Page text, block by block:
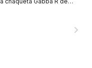
navigate_next